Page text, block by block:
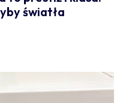
światła